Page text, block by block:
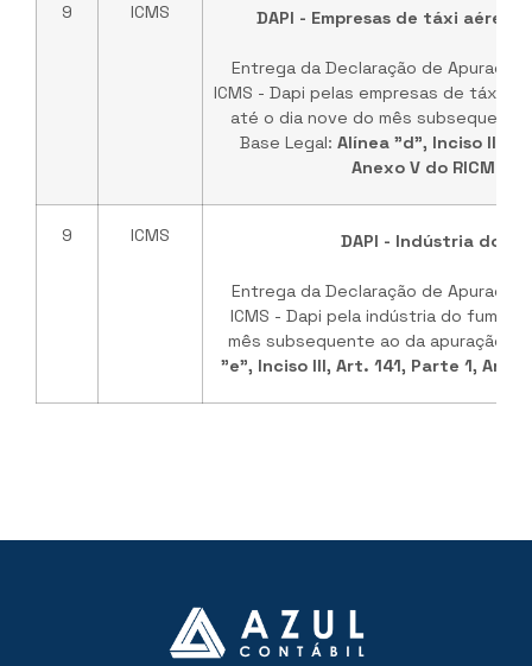
9 ICMS DAPI - Empresas de táxi aéreo
Entrega da Declaração de Apuração
ICMS - Dapi pelas empresas de táxi
até o dia nove do mês subsequente
Base Legal: Alínea "d", Inciso III,
Anexo V do RICMS/
9 ICMS DAPI - Indústria do
Entrega da Declaração de Apuração
ICMS - Dapi pela indústria do fumo,
mês subsequente ao da apuração.
"e", Inciso III, Art. 141, Parte 1,